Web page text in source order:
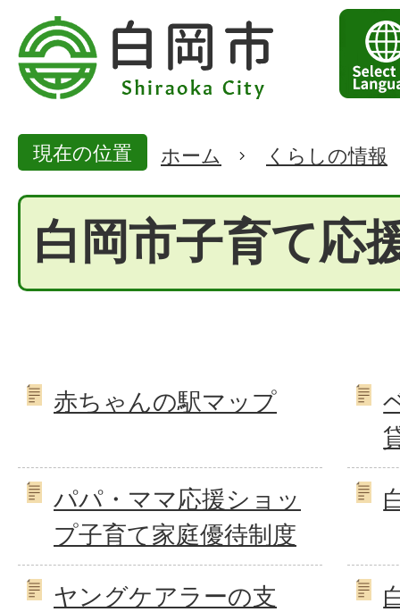
現在の位置 ホーム くらしの情報
白岡市子育て応
赤ちゃんの駅マップ
パパ・ママ応援ショッ
プ子育て家庭優待制度
ヤングケアラーの支